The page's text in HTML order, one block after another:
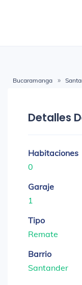
Bucaramanga
Detalles
Habitaciones
0
Garaje
1
Tipo
Remate
Barrio
Santander